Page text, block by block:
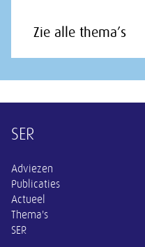
Zie alle thema’s
Overige informatie
SER
Adviezen
Publicaties
Actueel
Thema's
SER